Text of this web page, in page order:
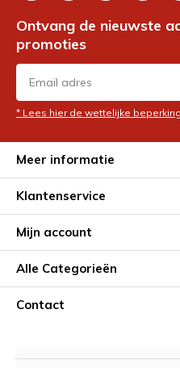
Ontvang de nieuwste
promoties
* Lees hier de wettelijke
Meer informatie
Klantenservice
Mijn account
Alle Categorieën
Contact